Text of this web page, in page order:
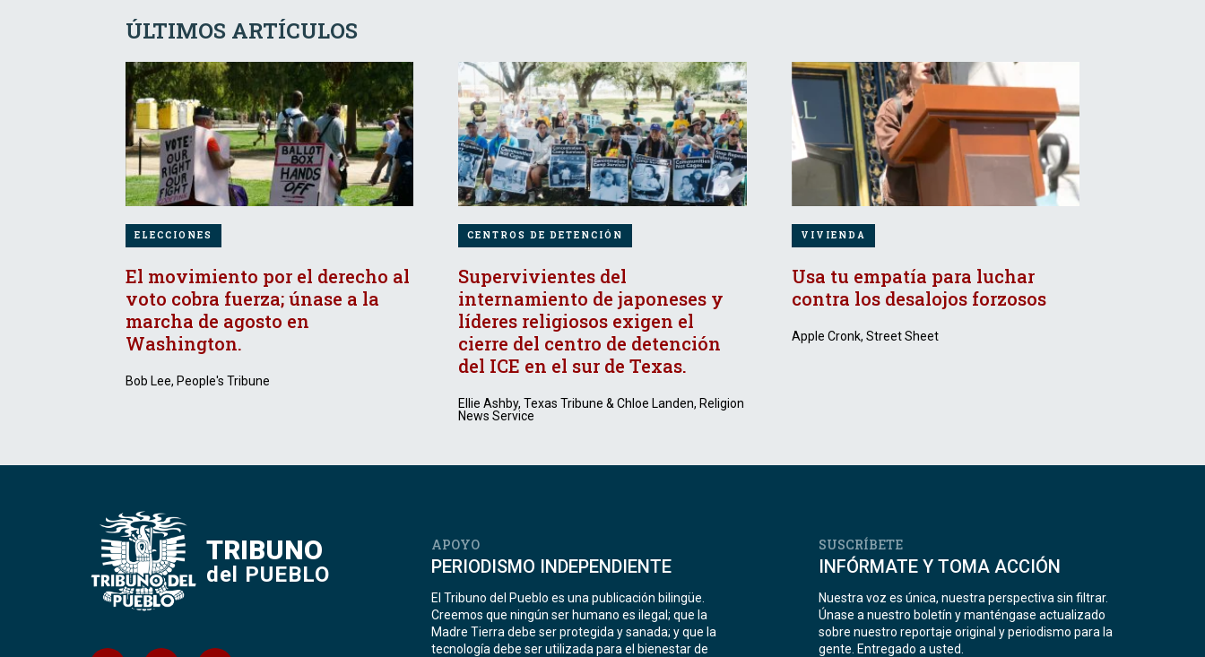
ÚLTIMOS ARTÍCULOS
ELECCIONES
El movimiento por el derecho al
voto cobra fuerza; únase a la
marcha de agosto en
Washington.
Bob Lee, People's Tribune
CENTROS DE DETENCIÓN
Supervivientes del
internamiento de japoneses y
líderes religiosos exigen el
cierre del centro de detención
del ICE en el sur de Texas.
Ellie Ashby, Texas Tribune & Chloe Landen, Religion
News Service
VIVIENDA
Usa tu empatía para luchar
contra los desalojos forzosos
Apple Cronk, Street Sheet
TRIBUNO
del PUEBLO
APOYO
PERIODISMO INDEPENDIENTE
El Tribuno del Pueblo es una publicación bilingüe.
Creemos que ningún ser humano es ilegal; que la
Madre Tierra debe ser protegida y sanada; y que la
tecnología debe ser utilizada para el bienestar de
SUSCRÍBETE
INFÓRMATE Y TOMA ACCIÓN
Nuestra voz es única, nuestra perspectiva sin filtrar.
Únase a nuestro boletín y manténgase actualizado
sobre nuestro reportaje original y periodismo para la
gente. Entregado a usted.